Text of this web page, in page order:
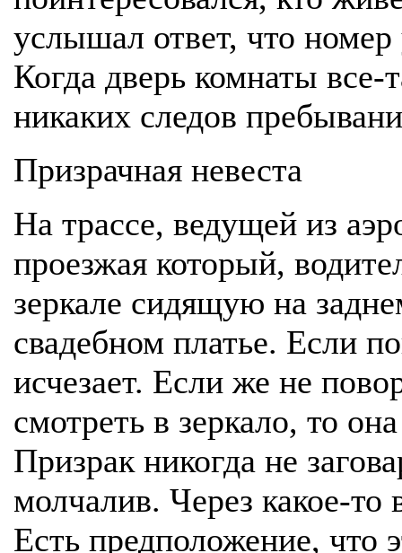
услышал ответ, что
Когда дверь комнаты
никаких следов
Призрачная невеста
На трассе, ведущей из
проезжая который,
зеркале сидящую на
свадебном платье. Если
исчезает. Если же не
смотреть в зеркало, то
Призрак никогда не
молчалив. Через какое-то
Есть предположение, что